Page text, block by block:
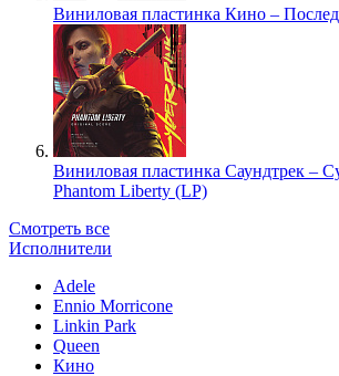
Виниловая пластинка Кино –
Виниловая пластинка Саундтрек –
Phantom Liberty (LP)
Смотреть все
Исполнители
Adele
Ennio Morricone
Linkin Park
Queen
Кино